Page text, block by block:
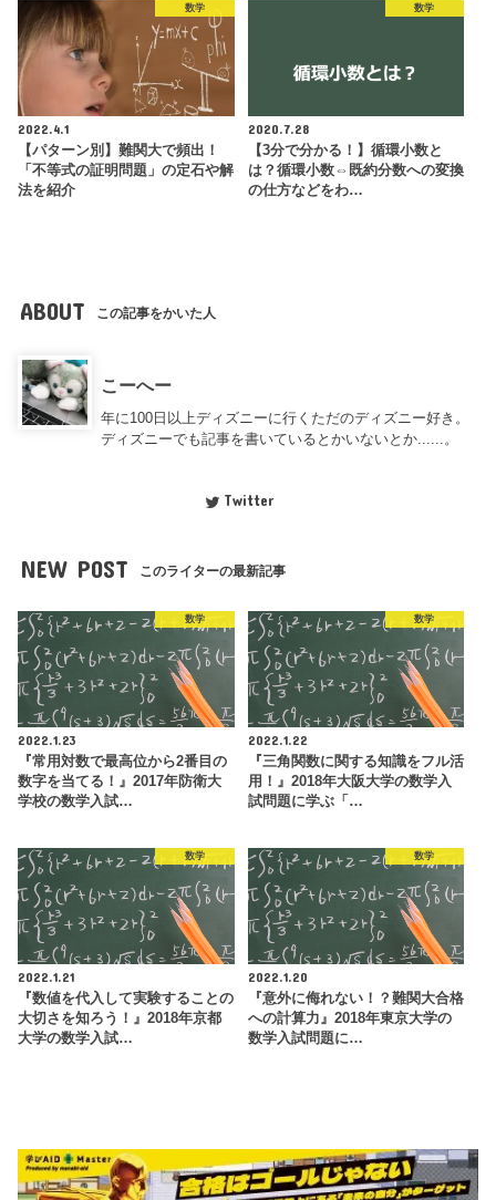
数学
2022.4.1
【パターン別】難関大で頻出！
「不等式の証明問題」の定石や解
法を紹介
数学
2020.7.28
【3分で分かる！】循環小数と
は？循環小数⇔既約分数への変換
の仕方などをわ…
ABOUT この記事をかいた人
こーへー
年に100日以上ディズニーに行くただのディズニー好き。
ディズニーでも記事を書いているとかいないとか......。
Twitter
NEW POST このライターの最新記事
数学
2022.1.23
『常用対数で最高位から2番目の
数字を当てる！』2017年防衛大
学校の数学入試…
数学
2022.1.22
『三角関数に関する知識をフル活
用！』2018年大阪大学の数学入
試問題に学ぶ「…
数学
2022.1.21
『数値を代入して実験することの
大切さを知ろう！』2018年京都
大学の数学入試…
数学
2022.1.20
『意外に侮れない！？難関大合格
への計算力』2018年東京大学の
数学入試問題に…